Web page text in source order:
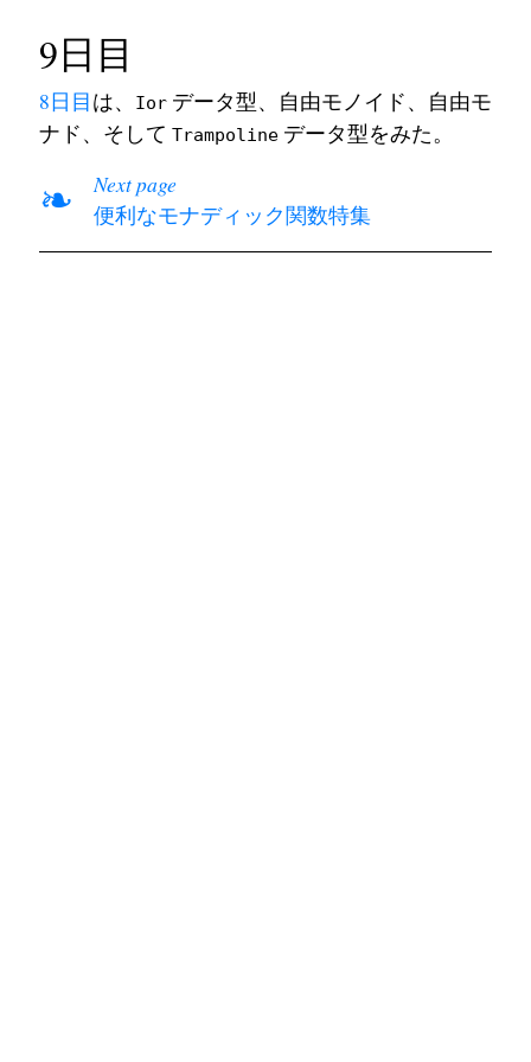
9日目
8日目は、 Iorデータ型、自由モノイド、自由モ
ナド、そして Trampolineデータ型をみた。
❧
Next page
便利なモナディック関数特集